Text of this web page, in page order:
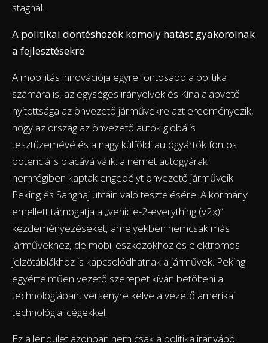
stagnál.
A politikai döntéshozók komoly hatást gyakorolnak
a fejlesztésekre
A mobilitás innovációja egyre fontosabb a politika
számára is, az egységes irányelvek és Kína alapvető
nyitottsága az önvezető járművekre azt eredményezik,
hogy az ország az önvezető autók globális
tesztüzemévé és a nagy külföldi autógyártók fontos
potenciális piacává válik: a német autógyárak
nemrégiben kaptak engedélyt önvezető járműveik
Peking és Sanghaj utcáin való tesztelésére. A kormány
emellett támogatja a „vehicle-2-everything (v2x)”
kezdeményezéseket, amelyekben nemcsak más
járművekhez, de mobil eszközökhöz és elektromos
jelzőtáblákhoz is kapcsolódhatnak a járművek. Peking
egyértelműen vezető szerepet kíván betölteni a
technológiában, versenyre kelve a vezető amerikai
technológiai cégekkel.
Ez a lendület azonban nem csak a politika irányából